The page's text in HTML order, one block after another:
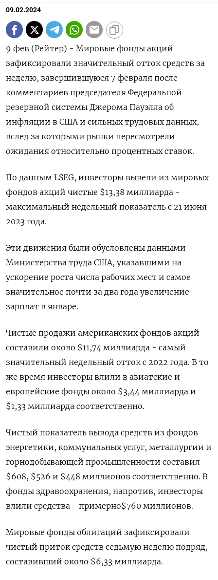
09.02.2024
9 фев (Рейтер) - Мировые фонды акций
зафиксировали значительный отток средств за
неделю, завершившуюся 7 февраля после
комментариев председателя Федеральной
резервной системы Джерома Пауэлла об
инфляции в США и сильных трудовых данных,
вслед за которыми рынки пересмотрели
ожидания относительно процентных ставок.
По данным LSEG, инвесторы вывели из мировых
фондов акций чистые $13,38 миллиарда -
максимальный недельный показатель с 21 июня
2023 года.
Эти движения были обусловлены данными
Министерства труда США, указавшими на
ускорение роста числа рабочих мест и самое
значительное почти за два года увеличение
зарплат в январе.
Чистые продажи американских фондов акций
составили около $11,74 миллиарда - самый
значительный недельный отток с 2022 года. В то
же время инвесторы влили в азиатские и
европейские фонды около $3,44 миллиарда и
$1,33 миллиарда соответственно.
Чистый показатель вывода средств из фондов
энергетики, коммунальных услуг, металлургии и
горнодобывающей промышленности составил
$608, $526 и $448 миллионов соответственно. В
фонды здравоохранения, напротив, инвесторы
влили средства - примерно$760 миллионов.
Мировые фонды облигаций зафиксировали
чистый приток средств седьмую неделю подряд,
составивший около $6,33 миллиарда.